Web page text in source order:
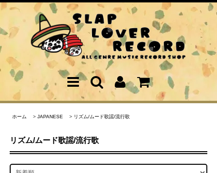
ホーム > JAPANESE > リズム/ムード歌謡/流行歌
リズム/ムード歌謡/流行歌